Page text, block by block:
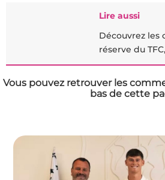
Lire aussi
Découvrez les
réserve du
Vous pouvez retrouver les
bas de cette